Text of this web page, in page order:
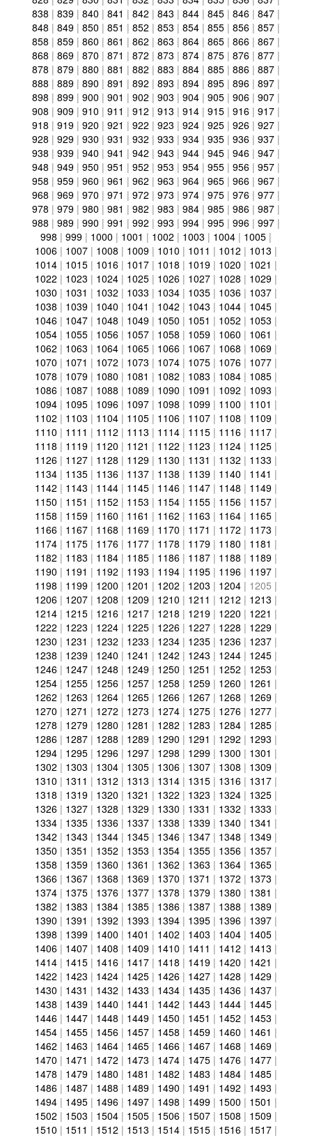
838 | 839 | 840 | 841 | 842 | 843 | 844 | 845 | 846 | 847 |
848 | 849 | 850 | 851 | 852 | 853 | 854 | 855 | 856 | 857 |
858 | 859 | 860 | 861 | 862 | 863 | 864 | 865 | 866 | 867 |
868 | 869 | 870 | 871 | 872 | 873 | 874 | 875 | 876 | 877 |
878 | 879 | 880 | 881 | 882 | 883 | 884 | 885 | 886 | 887 |
888 | 889 | 890 | 891 | 892 | 893 | 894 | 895 | 896 | 897 |
898 | 899 | 900 | 901 | 902 | 903 | 904 | 905 | 906 | 907 |
908 | 909 | 910 | 911 | 912 | 913 | 914 | 915 | 916 | 917 |
918 | 919 | 920 | 921 | 922 | 923 | 924 | 925 | 926 | 927 |
928 | 929 | 930 | 931 | 932 | 933 | 934 | 935 | 936 | 937 |
938 | 939 | 940 | 941 | 942 | 943 | 944 | 945 | 946 | 947 |
948 | 949 | 950 | 951 | 952 | 953 | 954 | 955 | 956 | 957 |
958 | 959 | 960 | 961 | 962 | 963 | 964 | 965 | 966 | 967 |
968 | 969 | 970 | 971 | 972 | 973 | 974 | 975 | 976 | 977 |
978 | 979 | 980 | 981 | 982 | 983 | 984 | 985 | 986 | 987 |
988 | 989 | 990 | 991 | 992 | 993 | 994 | 995 | 996 | 997 |
998 | 999 | 1000 | 1001 | 1002 | 1003 | 1004 | 1005 |
1006 | 1007 | 1008 | 1009 | 1010 | 1011 | 1012 | 1013 |
1014 | 1015 | 1016 | 1017 | 1018 | 1019 | 1020 | 1021 |
1022 | 1023 | 1024 | 1025 | 1026 | 1027 | 1028 | 1029 |
1030 | 1031 | 1032 | 1033 | 1034 | 1035 | 1036 | 1037 |
1038 | 1039 | 1040 | 1041 | 1042 | 1043 | 1044 | 1045 |
1046 | 1047 | 1048 | 1049 | 1050 | 1051 | 1052 | 1053 |
1054 | 1055 | 1056 | 1057 | 1058 | 1059 | 1060 | 1061 |
1062 | 1063 | 1064 | 1065 | 1066 | 1067 | 1068 | 1069 |
1070 | 1071 | 1072 | 1073 | 1074 | 1075 | 1076 | 1077 |
1078 | 1079 | 1080 | 1081 | 1082 | 1083 | 1084 | 1085 |
1086 | 1087 | 1088 | 1089 | 1090 | 1091 | 1092 | 1093 |
1094 | 1095 | 1096 | 1097 | 1098 | 1099 | 1100 | 1101 |
1102 | 1103 | 1104 | 1105 | 1106 | 1107 | 1108 | 1109 |
1110 | 1111 | 1112 | 1113 | 1114 | 1115 | 1116 | 1117 |
1118 | 1119 | 1120 | 1121 | 1122 | 1123 | 1124 | 1125 |
1126 | 1127 | 1128 | 1129 | 1130 | 1131 | 1132 | 1133 |
1134 | 1135 | 1136 | 1137 | 1138 | 1139 | 1140 | 1141 |
1142 | 1143 | 1144 | 1145 | 1146 | 1147 | 1148 | 1149 |
1150 | 1151 | 1152 | 1153 | 1154 | 1155 | 1156 | 1157 |
1158 | 1159 | 1160 | 1161 | 1162 | 1163 | 1164 | 1165 |
1166 | 1167 | 1168 | 1169 | 1170 | 1171 | 1172 | 1173 |
1174 | 1175 | 1176 | 1177 | 1178 | 1179 | 1180 | 1181 |
1182 | 1183 | 1184 | 1185 | 1186 | 1187 | 1188 | 1189 |
1190 | 1191 | 1192 | 1193 | 1194 | 1195 | 1196 | 1197 |
1198 | 1199 | 1200 | 1201 | 1202 | 1203 | 1204 | 1205 |
1206 | 1207 | 1208 | 1209 | 1210 | 1211 | 1212 | 1213 |
1214 | 1215 | 1216 | 1217 | 1218 | 1219 | 1220 | 1221 |
1222 | 1223 | 1224 | 1225 | 1226 | 1227 | 1228 | 1229 |
1230 | 1231 | 1232 | 1233 | 1234 | 1235 | 1236 | 1237 |
1238 | 1239 | 1240 | 1241 | 1242 | 1243 | 1244 | 1245 |
1246 | 1247 | 1248 | 1249 | 1250 | 1251 | 1252 | 1253 |
1254 | 1255 | 1256 | 1257 | 1258 | 1259 | 1260 | 1261 |
1262 | 1263 | 1264 | 1265 | 1266 | 1267 | 1268 | 1269 |
1270 | 1271 | 1272 | 1273 | 1274 | 1275 | 1276 | 1277 |
1278 | 1279 | 1280 | 1281 | 1282 | 1283 | 1284 | 1285 |
1286 | 1287 | 1288 | 1289 | 1290 | 1291 | 1292 | 1293 |
1294 | 1295 | 1296 | 1297 | 1298 | 1299 | 1300 | 1301 |
1302 | 1303 | 1304 | 1305 | 1306 | 1307 | 1308 | 1309 |
1310 | 1311 | 1312 | 1313 | 1314 | 1315 | 1316 | 1317 |
1318 | 1319 | 1320 | 1321 | 1322 | 1323 | 1324 | 1325 |
1326 | 1327 | 1328 | 1329 | 1330 | 1331 | 1332 | 1333 |
1334 | 1335 | 1336 | 1337 | 1338 | 1339 | 1340 | 1341 |
1342 | 1343 | 1344 | 1345 | 1346 | 1347 | 1348 | 1349 |
1350 | 1351 | 1352 | 1353 | 1354 | 1355 | 1356 | 1357 |
1358 | 1359 | 1360 | 1361 | 1362 | 1363 | 1364 | 1365 |
1366 | 1367 | 1368 | 1369 | 1370 | 1371 | 1372 | 1373 |
1374 | 1375 | 1376 | 1377 | 1378 | 1379 | 1380 | 1381 |
1382 | 1383 | 1384 | 1385 | 1386 | 1387 | 1388 | 1389 |
1390 | 1391 | 1392 | 1393 | 1394 | 1395 | 1396 | 1397 |
1398 | 1399 | 1400 | 1401 | 1402 | 1403 | 1404 | 1405 |
1406 | 1407 | 1408 | 1409 | 1410 | 1411 | 1412 | 1413 |
1414 | 1415 | 1416 | 1417 | 1418 | 1419 | 1420 | 1421 |
1422 | 1423 | 1424 | 1425 | 1426 | 1427 | 1428 | 1429 |
1430 | 1431 | 1432 | 1433 | 1434 | 1435 | 1436 | 1437 |
1438 | 1439 | 1440 | 1441 | 1442 | 1443 | 1444 | 1445 |
1446 | 1447 | 1448 | 1449 | 1450 | 1451 | 1452 | 1453 |
1454 | 1455 | 1456 | 1457 | 1458 | 1459 | 1460 | 1461 |
1462 | 1463 | 1464 | 1465 | 1466 | 1467 | 1468 | 1469 |
1470 | 1471 | 1472 | 1473 | 1474 | 1475 | 1476 | 1477 |
1478 | 1479 | 1480 | 1481 | 1482 | 1483 | 1484 | 1485 |
1486 | 1487 | 1488 | 1489 | 1490 | 1491 | 1492 | 1493 |
1494 | 1495 | 1496 | 1497 | 1498 | 1499 | 1500 | 1501 |
1502 | 1503 | 1504 | 1505 | 1506 | 1507 | 1508 | 1509 |
1510 | 1511 | 1512 | 1513 | 1514 | 1515 | 1516 | 1517 |